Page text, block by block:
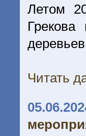
Летом
Читать